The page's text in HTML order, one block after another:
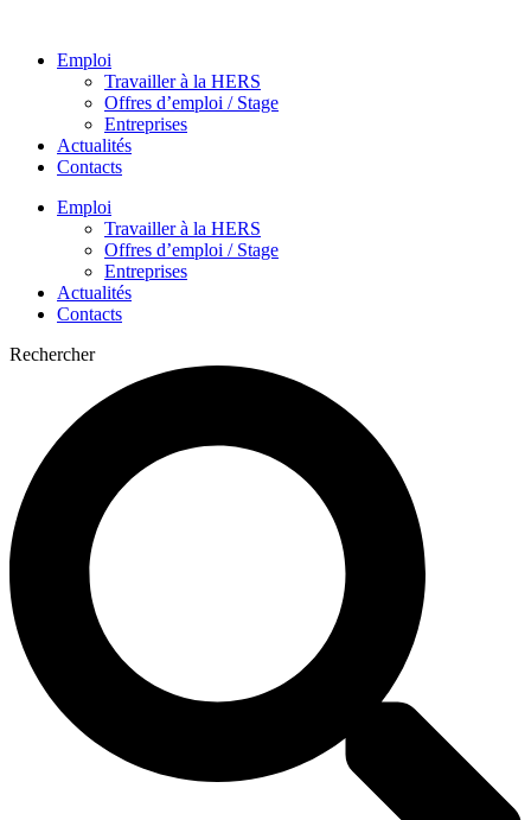
contenuEmploi
Travailler à la HERS
Offres d’emploi / Stage
Entreprises
Actualités
Contacts
Emploi
Travailler à la HERS
Offres d’emploi / Stage
Entreprises
Actualités
Contacts
Rechercher